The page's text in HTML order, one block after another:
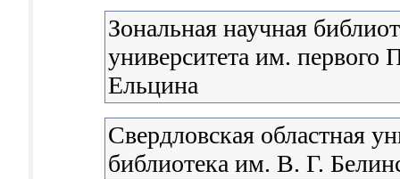
Зональная научная
университета им. первого
Ельцина
Свердловская областная
библиотека им. В. Г.